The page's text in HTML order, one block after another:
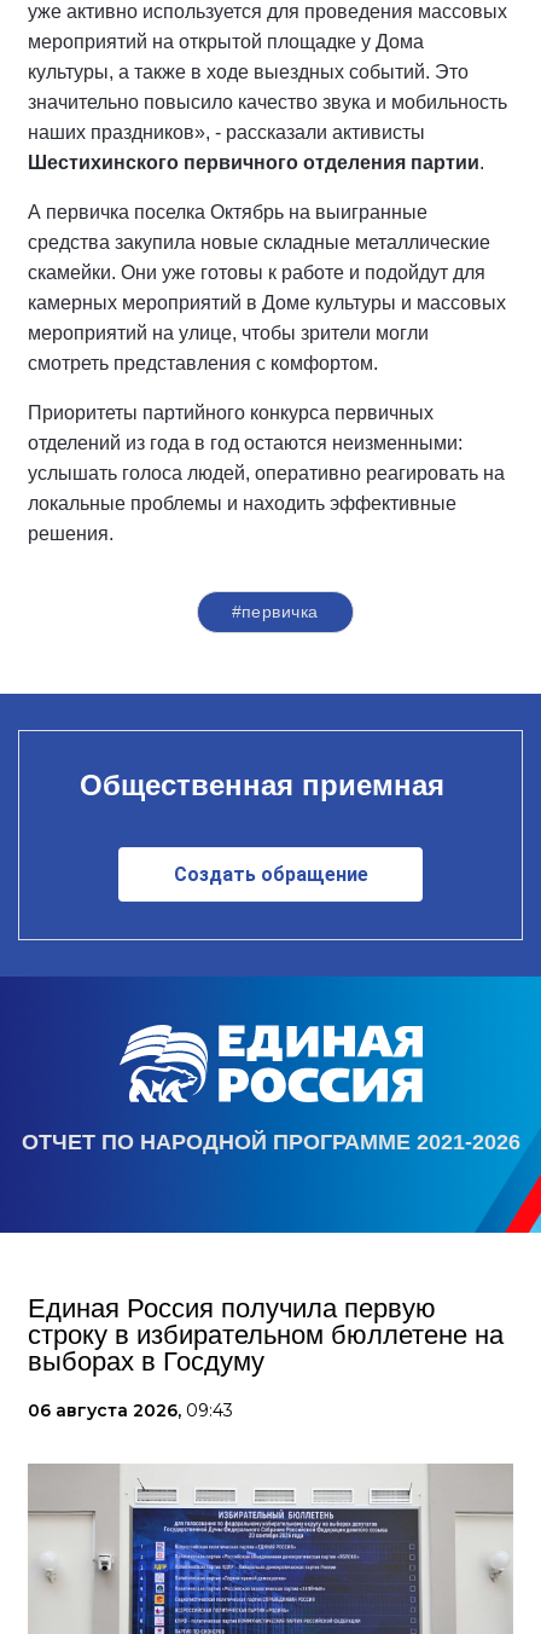
уже активно используется для проведения массовых
мероприятий на открытой площадке у Дома
культуры, а также в ходе выездных событий. Это
значительно повысило качество звука и мобильность
наших праздников», - рассказали активисты
Шестихинского первичного отделения партии.
А первичка поселка Октябрь на выигранные
средства закупила новые складные металлические
скамейки. Они уже готовы к работе и подойдут для
камерных мероприятий в Доме культуры и массовых
мероприятий на улице, чтобы зрители могли
смотреть представления с комфортом.
Приоритеты партийного конкурса первичных
отделений из года в год остаются неизменными:
услышать голоса людей, оперативно реагировать на
локальные проблемы и находить эффективные
решения.
#первичка
Общественная приемная
Создать обращение
ОТЧЕТ ПО НАРОДНОЙ ПРОГРАММЕ 2021-2026
Единая Россия получила первую
строку в избирательном бюллетене на
выборах в Госдуму
06 августа 2026, 09:43